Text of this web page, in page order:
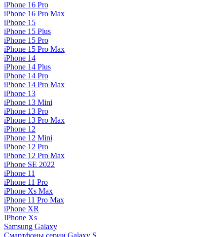
iPhone 16 Pro
iPhone 16 Pro Max
iPhone 15
iPhone 15 Plus
iPhone 15 Pro
iPhone 15 Pro Max
iPhone 14
iPhone 14 Plus
iPhone 14 Pro
iPhone 14 Pro Max
iPhone 13
iPhone 13 Mini
iPhone 13 Pro
iPhone 13 Pro Max
iPhone 12
iPhone 12 Mini
iPhone 12 Pro
iPhone 12 Pro Max
iPhone SE 2022
iPhone 11
iPhone 11 Pro
iPhone Xs Max
iPhone 11 Pro Max
iPhone XR
IPhone Xs
Samsung Galaxy
Смартфоны серии Galaxy S